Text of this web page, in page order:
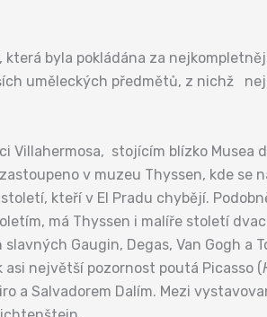
byla pokládána za
uměleckých předmětů, z nichž
Villahermosa, stojícím blízko Musea
v muzeu Thyssen, kde se
kteří v El Pradu chybějí.
má Thyssen i malíře století
Gaugin, Degas, Van Gogh a
největší pozornost poutá Picasso (
a Salvadorem Dalím. Mezi